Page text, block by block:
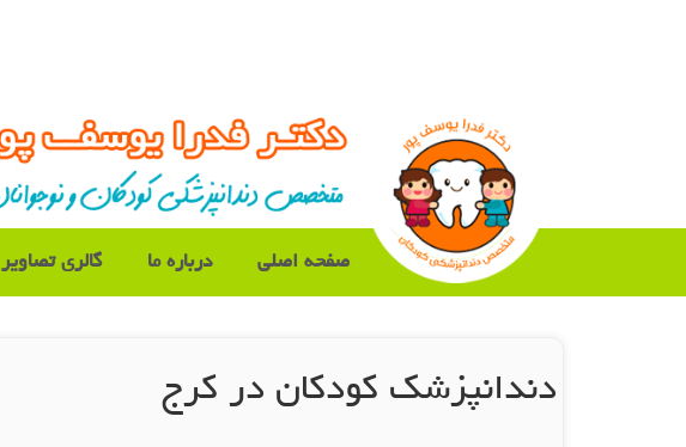
صفحه اصلی درباره ما گالری تصاویر
دندانپزشک کودکان در کرج